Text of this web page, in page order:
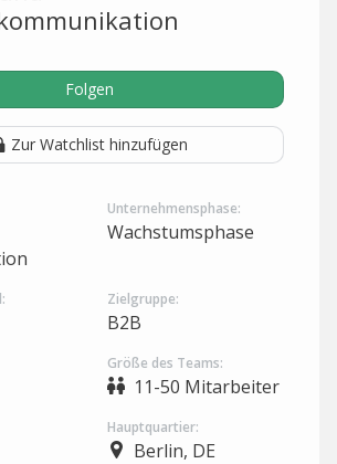
Folgen
Zur Watchlist hinzufügen
Unternehmensphase:
Wachstumsphase
Zielgruppe:
B2B
Größe des Teams:
11-50 Mitarbeiter
Hauptquartier:
Berlin, DE